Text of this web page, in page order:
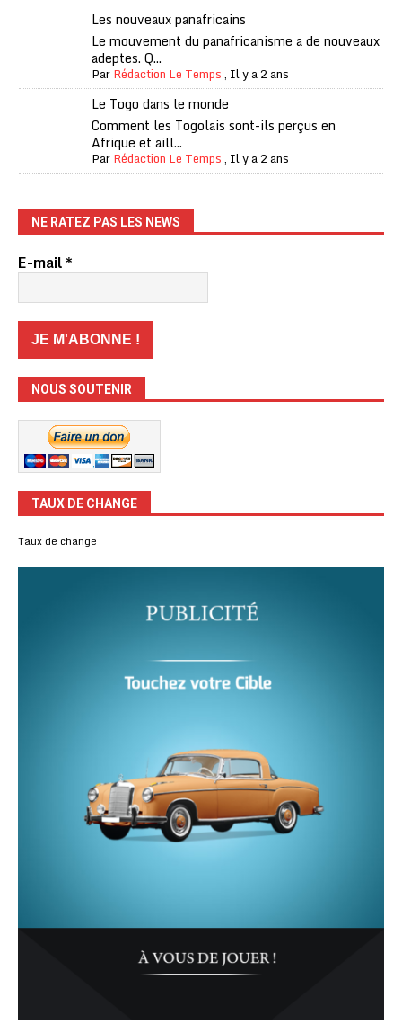
Les nouveaux panafricains
Le mouvement du panafricanisme a de nouveaux
adeptes. Q...
ParRédaction Le Temps, Il y a 2 ans
Le Togo dans le monde
Comment les Togolais sont-ils perçus en
Afrique et aill...
ParRédaction Le Temps, Il y a 2 ans
NE RATEZ PAS LES NEWS
E-mail*
NOUS SOUTENIR
TAUX DE CHANGE
Taux de change